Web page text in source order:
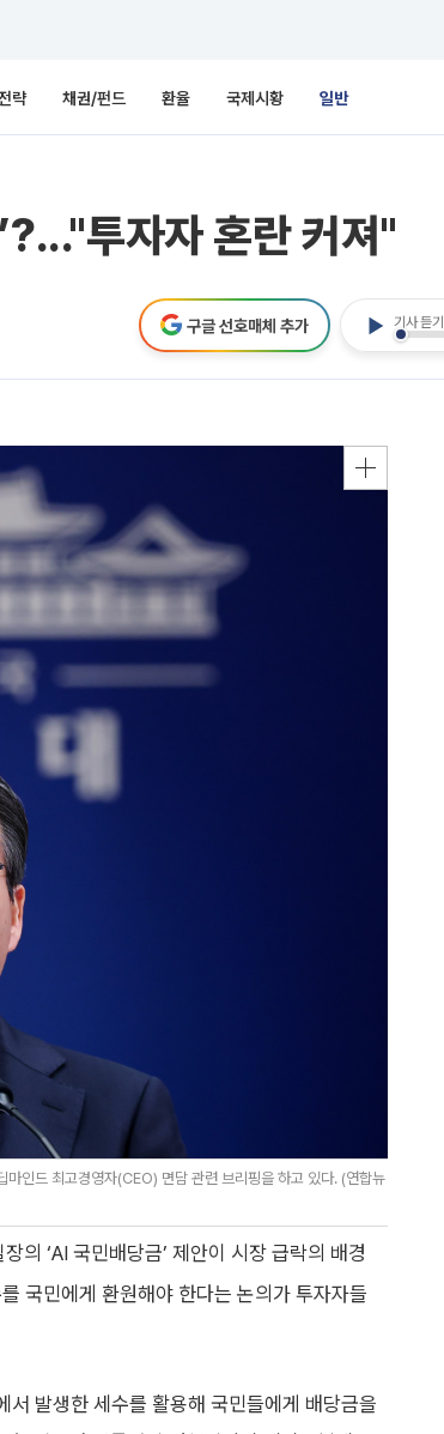
략 채권/펀드 환율 국제시황 일반
투자자 혼란 커져"
기사 듣기
구글 선호매체 추가
인드 최고경영자(CEO) 면담 관련 브리핑을 하고 있다. (연합뉴
의 ‘AI 국민배당금’ 제안이 시장 급락의 배경
국민에게 환원해야 한다는 논의가 투자자들
발생한 세수를 활용해 국민들에게 배당금을